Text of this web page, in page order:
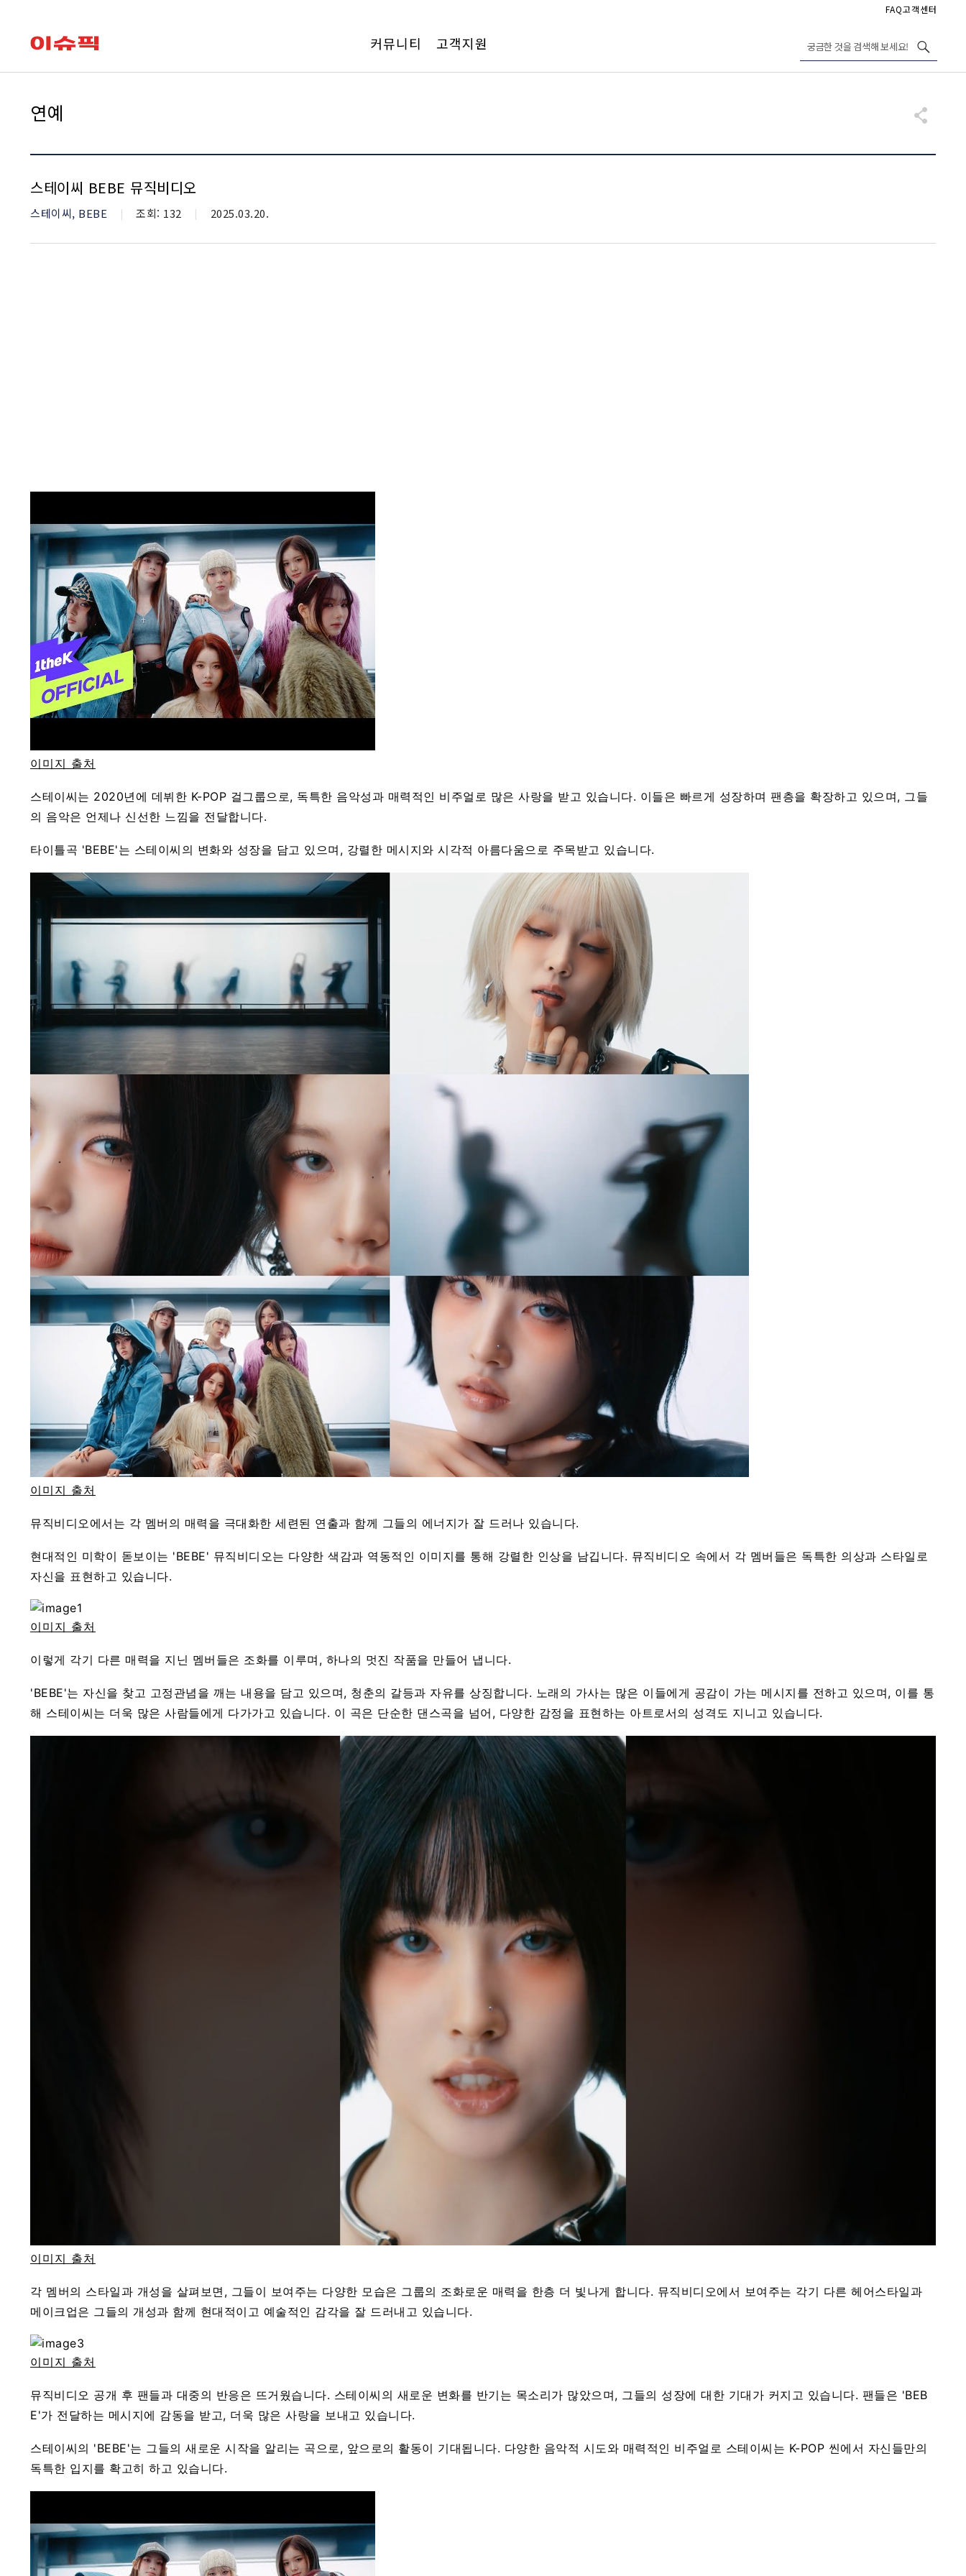
FAQ고객센터
궁금한 것을 검색해 보세요!
커뮤니티 고객지원
연예
스테이씨 BEBE 뮤직비디오
카테고리
스테이씨, BEBE 조회수
조회: 132 등재일자
2025.03.20.
이미지 출처
스테이씨는 2020년에 데뷔한 K-POP 걸그룹으로, 독특한 음악성과 매력적인 비주얼로 많은 사랑을 받고 있습니다. 이들은 빠르게 성장하며 팬층을 확장하고 있으며, 그들
의 음악은 언제나 신선한 느낌을 전달합니다.
타이틀곡 'BEBE'는 스테이씨의 변화와 성장을 담고 있으며, 강렬한 메시지와 시각적 아름다움으로 주목받고 있습니다.
이미지 출처
뮤직비디오에서는 각 멤버의 매력을 극대화한 세련된 연출과 함께 그들의 에너지가 잘 드러나 있습니다.
현대적인 미학이 돋보이는 'BEBE' 뮤직비디오는 다양한 색감과 역동적인 이미지를 통해 강렬한 인상을 남깁니다. 뮤직비디오 속에서 각 멤버들은 독특한 의상과 스타일로
자신을 표현하고 있습니다.
이미지 출처
이렇게 각기 다른 매력을 지닌 멤버들은 조화를 이루며, 하나의 멋진 작품을 만들어 냅니다.
'BEBE'는 자신을 찾고 고정관념을 깨는 내용을 담고 있으며, 청춘의 갈등과 자유를 상징합니다. 노래의 가사는 많은 이들에게 공감이 가는 메시지를 전하고 있으며, 이를 통
해 스테이씨는 더욱 많은 사람들에게 다가가고 있습니다. 이 곡은 단순한 댄스곡을 넘어, 다양한 감정을 표현하는 아트로서의 성격도 지니고 있습니다.
이미지 출처
각 멤버의 스타일과 개성을 살펴보면, 그들이 보여주는 다양한 모습은 그룹의 조화로운 매력을 한층 더 빛나게 합니다. 뮤직비디오에서 보여주는 각기 다른 헤어스타일과
메이크업은 그들의 개성과 함께 현대적이고 예술적인 감각을 잘 드러내고 있습니다.
이미지 출처
뮤직비디오 공개 후 팬들과 대중의 반응은 뜨거웠습니다. 스테이씨의 새로운 변화를 반기는 목소리가 많았으며, 그들의 성장에 대한 기대가 커지고 있습니다. 팬들은 'BEB
E'가 전달하는 메시지에 감동을 받고, 더욱 많은 사랑을 보내고 있습니다.
스테이씨의 'BEBE'는 그들의 새로운 시작을 알리는 곡으로, 앞으로의 활동이 기대됩니다. 다양한 음악적 시도와 매력적인 비주얼로 스테이씨는 K-POP 씬에서 자신들만의
독특한 입지를 확고히 하고 있습니다.